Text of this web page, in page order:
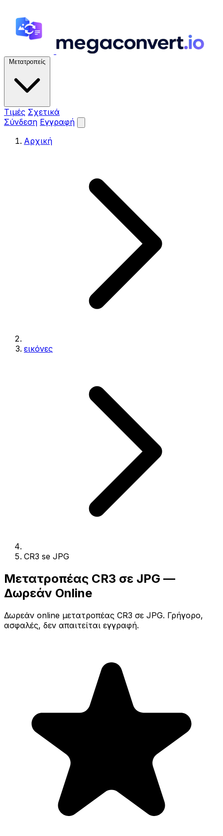
Μετατροπείς
Τιμές Σχετικά
Σύνδεση Εγγραφή
Αρχική
εικόνες
CR3 se JPG
Μετατροπέας CR3 σε JPG —
Δωρεάν Online
Δωρεάν online μετατροπέας CR3 σε JPG. Γρήγορο,
ασφαλές, δεν απαιτείται εγγραφή.